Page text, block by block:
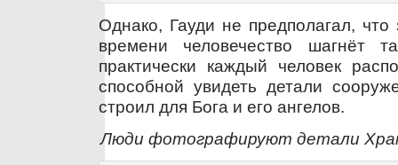
Однако, Гауди не предполагал, что
времени человечество шагнёт
практически каждый человек
способной увидеть детали
строил для Бога и его ангелов.
Люди фотографируют детали